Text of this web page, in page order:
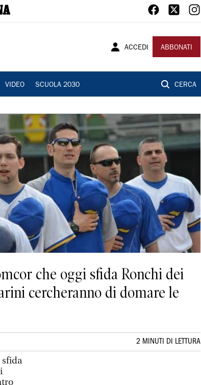
ACCEDI ABBONATI
VIDEO SCUOLA 2030 CERCA
che oggi sfida Ronchi dei
cercheranno di domare le
2 MINUTI DI LETTURA
sfida